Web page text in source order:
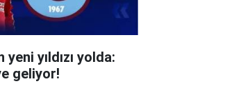
yıldızı yolda:
geliyor!